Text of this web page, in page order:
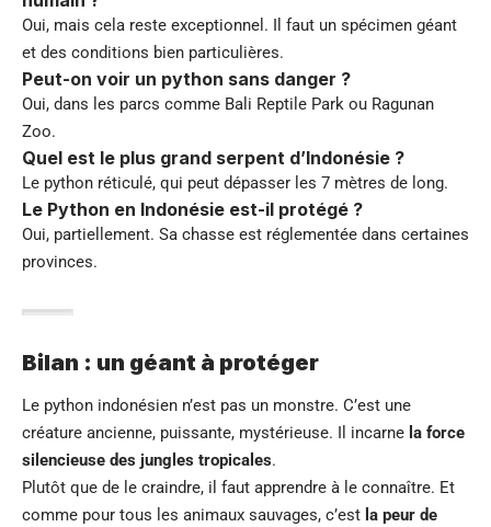
Oui, mais cela reste exceptionnel. Il faut un spécimen géant
et des conditions bien particulières.
Peut-on voir un python sans danger ?
Oui, dans les parcs comme Bali Reptile Park ou Ragunan
Zoo.
Quel est le plus grand serpent d’Indonésie ?
Le python réticulé, qui peut dépasser les 7 mètres de long.
Le Python en Indonésie est-il protégé ?
Oui, partiellement. Sa chasse est réglementée dans certaines
provinces.
Bilan : un géant à protéger
Le python indonésien n’est pas un monstre. C’est une
créature ancienne, puissante, mystérieuse. Il incarne la force
silencieuse des jungles tropicales.
Plutôt que de le craindre, il faut apprendre à le connaître. Et
comme pour tous les animaux sauvages, c’est la peur de